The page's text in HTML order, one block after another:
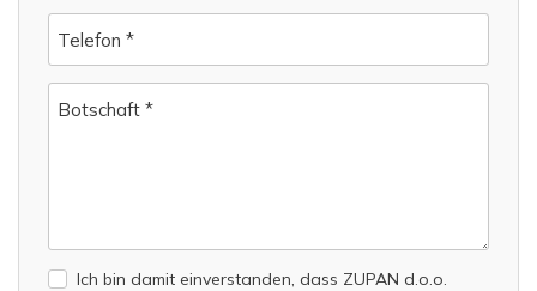
Telefon *
Botschaft *
Ich bin damit einverstanden, dass ZUPAN d.o.o.